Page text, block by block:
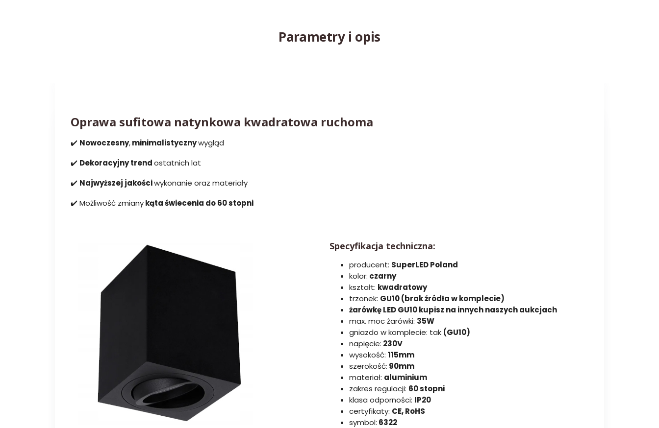
Parametry i opis
Oprawa sufitowa natynkowa kwadratowa ruchoma
✔️ Nowoczesny,minimalistycznywygląd
✔️ Dekoracyjny trendostatnich lat
✔️ Najwyższej jakościwykonanie oraz materiały
✔️ Możliwość zmianykąta świecenia do 60 stopni
Specyfikacja techniczna:
producent: SuperLED Poland
kolor: czarny
kształt: kwadratowy
trzonek: GU10 (brak źródła w komplecie)
żarówkę LED GU10 kupisz na innych naszych aukcjach
max. moc żarówki: 35W
gniazdo w komplecie: tak (GU10)
napięcie: 230V
wysokość: 115mm
szerokość: 90mm
materiał: aluminium
zakres regulacji: 60 stopni
klasa odporności: IP20
certyfikaty: CE, RoHS
symbol: 6322